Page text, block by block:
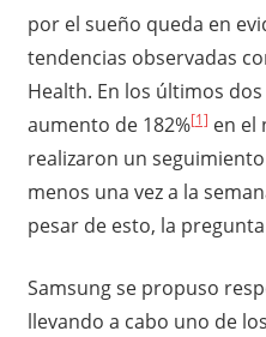
por el sueño queda en
tendencias observadas
Health. En los últimos
aumento de 182%[1] en el
realizaron un
menos una vez a la
pesar de esto, la
Samsung se propuso
llevando a cabo uno de